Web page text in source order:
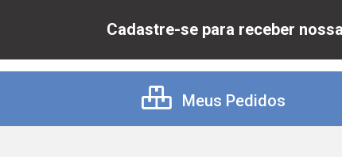
Cadastre-se para receber
Meus Pedidos